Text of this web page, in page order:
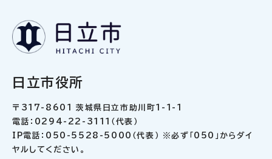
日立市役所
〒317-8601 茨城県日立市助川町1-1-1
電話：0294-22-3111（代表）
IP電話：050-5528-5000（代表） ※必ず「050」からダイ
ヤルしてください。